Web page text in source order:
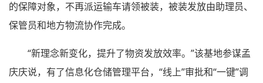
的保障对象，不再派运输车请领被装，被装发放由助理员、
保管员和地方物流协作完成。
“新理念新变化，提升了物资发放效率。”该基地参谋孟
庆庆说，有了信息化仓储管理平台，“线上”审批和“一键”调